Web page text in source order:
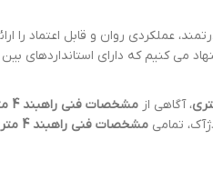
عملکردی روان و قابل اعتماد را
می کنیم که دارای استانداردهای
، آگاهی از مشخصات فنی راهبند 4 متری
مشخصات فنی راهبند 4 متری